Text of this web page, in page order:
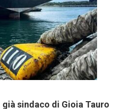
già sindaco di Gioia Tauro